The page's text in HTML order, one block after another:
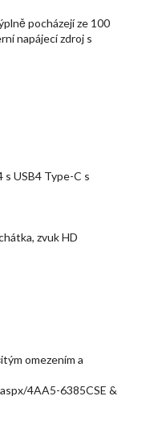
pocházejí ze 100
napájecí zdroj s
USB4 Type-C s
zvuk HD
omezením a
4AA5-6385CSE &